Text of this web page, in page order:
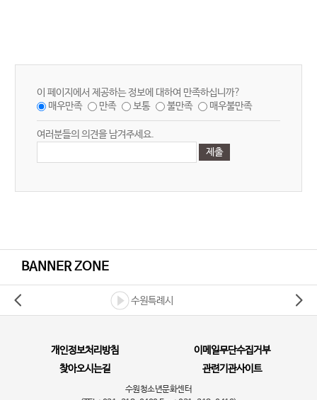
이 페이지에서 제공하는 정보에 대하여 만족하십니까?
매우만족
만족 보통 불만족 매우불만족
여러분들의 의견을 남겨주세요.
BANNER ZONE
수원특례시
개인정보처리방침
이메일무단수집거부
찾아오시는길
관련기관사이트
수원청소년문화센터